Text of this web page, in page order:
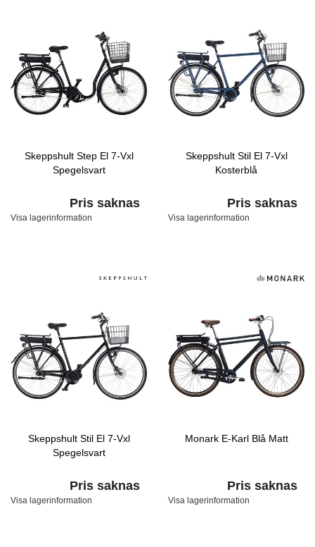
Skeppshult Step El 7-Vxl
Spegelsvart
Pris saknas
Visa lagerinformation
Skeppshult Stil El 7-Vxl
Kosterblå
Pris saknas
Visa lagerinformation
Skeppshult Stil El 7-Vxl
Spegelsvart
Pris saknas
Visa lagerinformation
Monark E-Karl Blå Matt
Pris saknas
Visa lagerinformation